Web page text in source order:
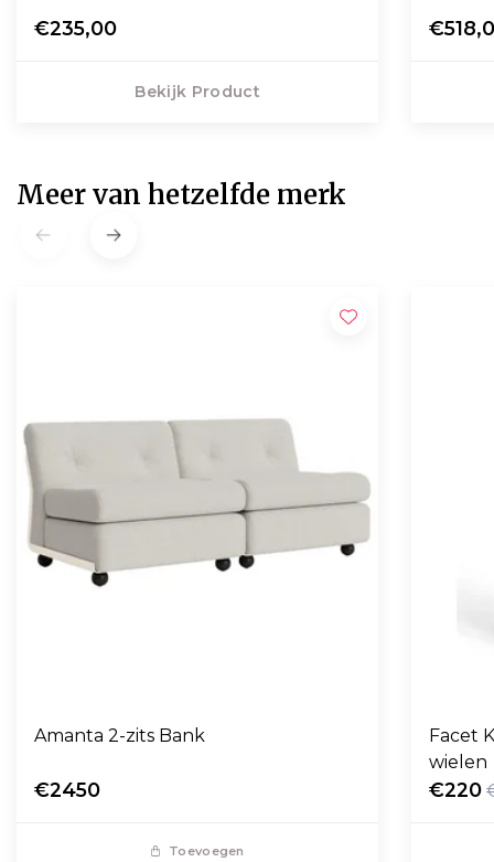
€235,00
Bekijk Product
Meer van hetzelfde merk
Amanta 2-zits Bank
€2450
Toevoegen
Facet
wielen
€220